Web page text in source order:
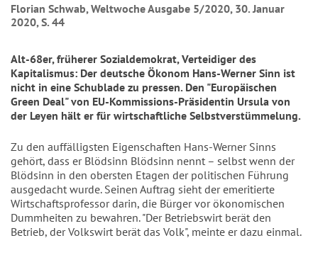
Florian Schwab, Weltwoche Ausgabe 5/2020, 30. Januar
2020, S. 44
Alt-68er, früherer Sozialdemokrat, Verteidiger des
Kapitalismus: Der deutsche Ökonom Hans-Werner Sinn ist
nicht in eine Schublade zu pressen. Den "Europäischen
Green Deal" von EU-Kommissions-Präsidentin Ursula von
der Leyen hält er für wirtschaftliche Selbstverstümmelung.
Zu den auffälligsten Eigenschaften Hans-Werner Sinns
gehört, dass er Blödsinn Blödsinn nennt – selbst wenn der
Blödsinn in den obersten Etagen der politischen Führung
ausgedacht wurde. Seinen Auftrag sieht der emeritierte
Wirtschaftsprofessor darin, die Bürger vor ökonomischen
Dummheiten zu bewahren. "Der Betriebswirt berät den
Betrieb, der Volkswirt berät das Volk", meinte er dazu einmal.